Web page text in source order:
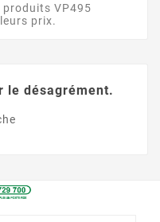
produits VP495
prix.
le désagrément.